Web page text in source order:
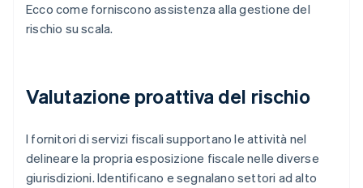
Ecco come forniscono assistenza alla gestione del
rischio su scala.
Valutazione proattiva del rischio
I fornitori di servizi fiscali supportano le attività nel
delineare la propria esposizione fiscale nelle diverse
giurisdizioni. Identificano e segnalano settori ad alto